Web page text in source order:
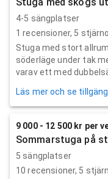
4-5 sängplatser
1 recensioner, 5
Stuga med stort
söderläge under tak
varav ett med
Läs mer och se
9 000 - 12 500 kr per
Sommarstuga på
5 sängplatser
10 recensioner, 5